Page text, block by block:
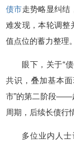
债市走势略显纠结
难发现，本轮调整
值点位的蓄力整理。
眼下，关于“
共识，叠加基本面
市”的第二阶段——
周期，后续长债行
多位业内人